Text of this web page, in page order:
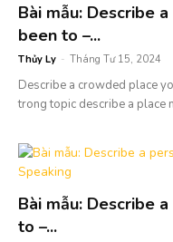
Bài mẫu: Describe
been to –...
Thủy Ly - Tháng Tư 15, 2024
Describe a crowded place
trong topic describe a place
Bài mẫu: Describe
to –...